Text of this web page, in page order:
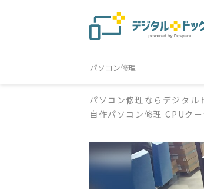
パソコン修理
パソコン修理ならデジタル
自作パソコン修理 CPUク